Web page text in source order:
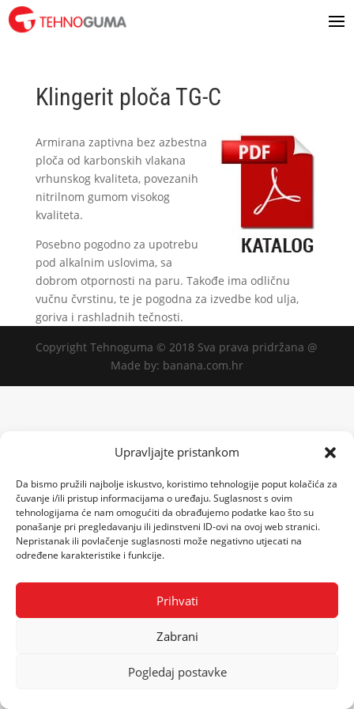
Upravljajte pristankom
Da bismo pružili najbolje iskustvo, koristimo tehnologije poput kolačića za
čuvanje i/ili pristup informacijama o uređaju. Suglasnost s ovim
tehnologijama će nam omogućiti da obrađujemo podatke kao što su
ponašanje pri pregledavanju ili jedinstveni ID-ovi na ovoj web stranici.
Nepristanak ili povlačenje suglasnosti može negativno utjecati na
određene karakteristike i funkcije.
Prihvati
Zabrani
Pogledaj postavke
Klingerit ploča TG-C
Armirana zaptivna bez azbestna
ploča od karbonskih vlakana
vrhunskog kvaliteta, povezanih
nitrilnom gumom visokog
kvaliteta.
Posebno pogodno za upotrebu
pod alkalnim uslovima, sa
dobrom otpornosti na paru. Takođe ima odličnu
vučnu čvrstinu, te je pogodna za izvedbe kod ulja,
goriva i rashladnih tečnosti.
Copyright Tehnoguma © 2018 Sva prava pridržana @
Made by: banana.com.hr